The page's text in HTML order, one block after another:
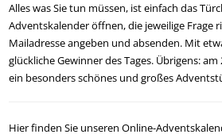
Alles was Sie tun müssen, ist einfach das
Adventskalender öffnen, die jeweilige Frage
Mailadresse angeben und absenden. Mit
glückliche Gewinner des Tages. Übrigens:
ein besonders schönes und großes
Hier finden Sie unseren Online-